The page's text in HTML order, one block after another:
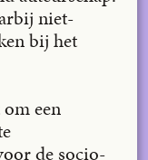
niet-
bij het
een
de socio-